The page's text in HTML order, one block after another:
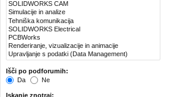
Išči po podforumih:
Da
Ne
Iskanje znotraj: